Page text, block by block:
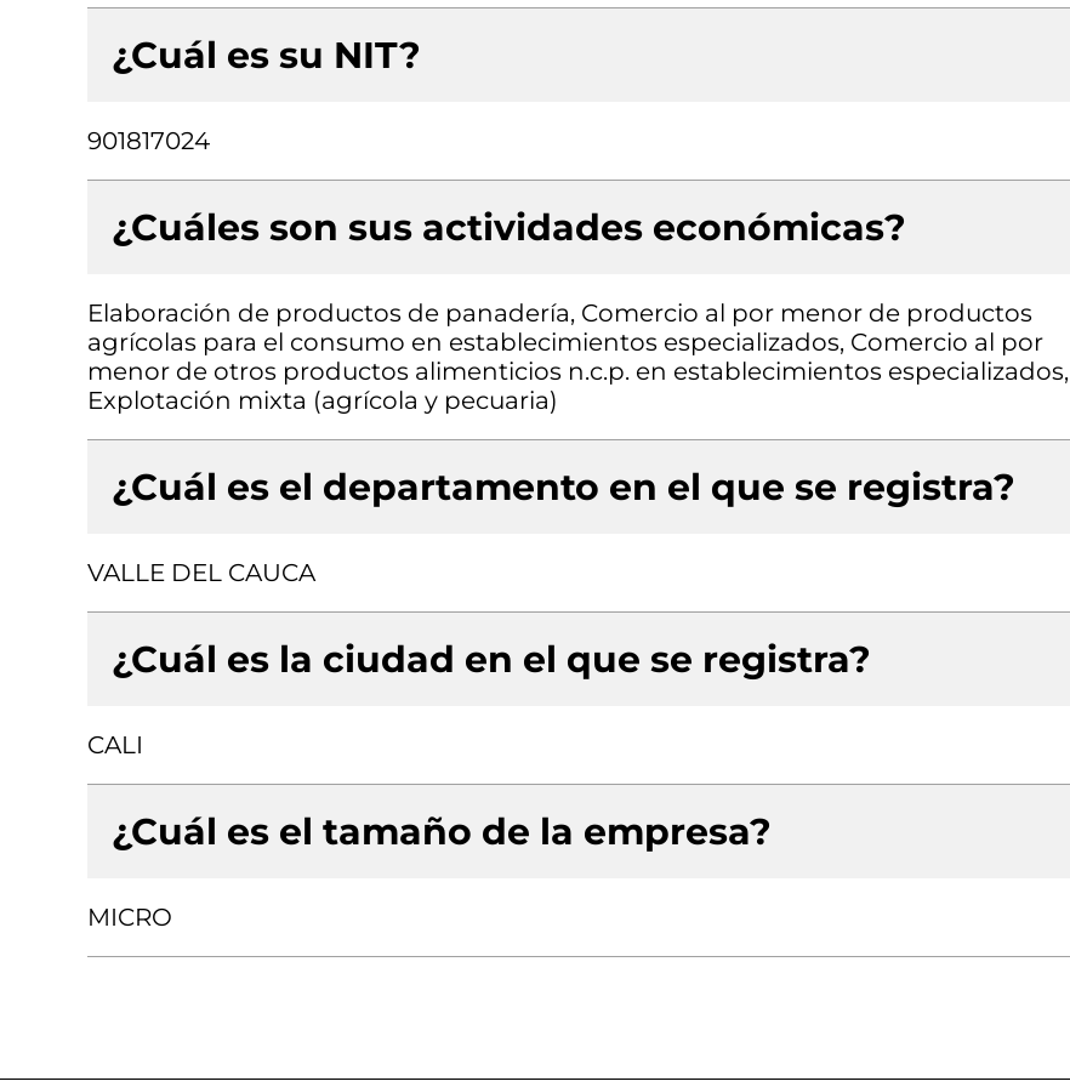
¿Cuál es su NIT?
901817024
¿Cuáles son sus actividades económicas?
Elaboración de productos de panadería, Comercio al por menor de productos
agrícolas para el consumo en establecimientos especializados, Comercio al por
menor de otros productos alimenticios n.c.p. en establecimientos especializados,
Explotación mixta (agrícola y pecuaria)
¿Cuál es el departamento en el que se registra?
VALLE DEL CAUCA
¿Cuál es la ciudad en el que se registra?
CALI
¿Cuál es el tamaño de la empresa?
MICRO